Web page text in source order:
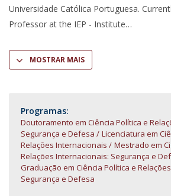
Universidade Católica Portuguesa.
Professor at the IEP - Institute
MOSTRAR MAIS
Programas:
Doutoramento em Ciência Política e
Segurança e Defesa
Licenciatura em
Relações Internacionais
Mestrado em
Relações Internacionais: Segurança e
Graduação em Ciência Política e
Segurança e Defesa